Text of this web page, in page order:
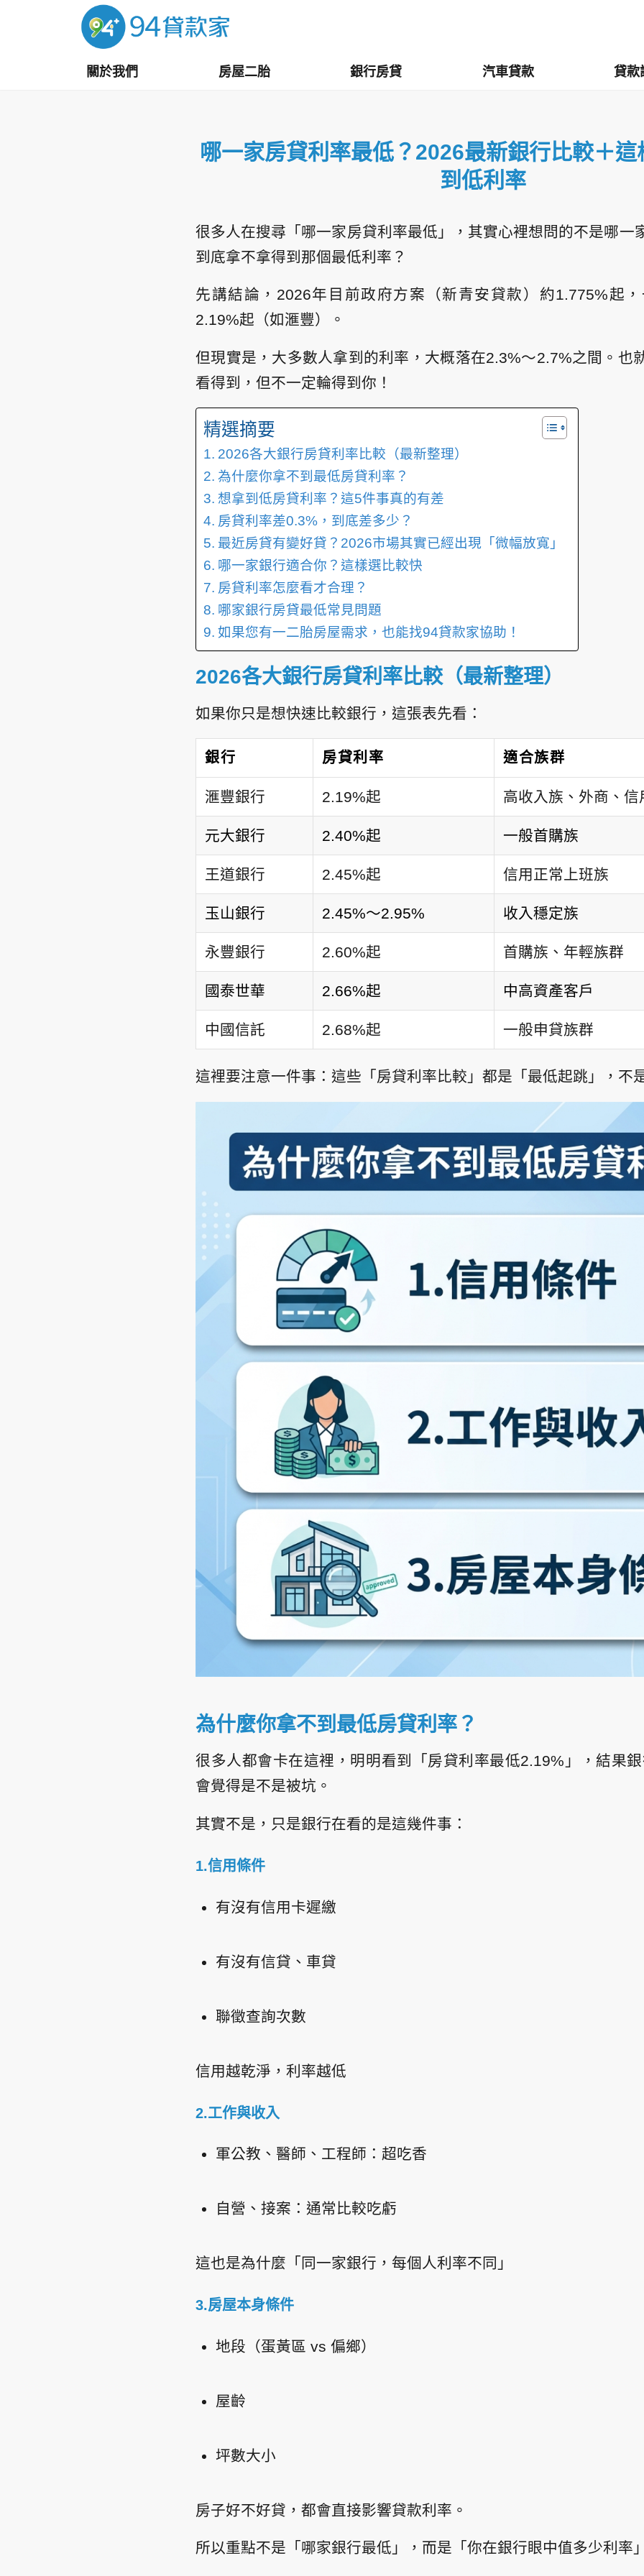
關於我們 房屋二胎 銀行房貸 汽車貸款 貸款
哪一家房貸利率最低？2026最新銀行比較＋
到低利率
很多人在搜尋「哪一家房貸利率最低」，其實心裡想問的不是哪一
到底拿不拿得到那個最低利率？
先講結論，2026年目前政府方案（新青安貸款）約1.775%起
2.19%起（如滙豐）。
但現實是，大多數人拿到的利率，大概落在2.3%～2.7%之間。也
看得到，但不一定輪得到你！
精選摘要
2026各大銀行房貸利率比較（最新整理）
為什麼你拿不到最低房貸利率？
想拿到低房貸利率？這5件事真的有差
房貸利率差0.3%，到底差多少？
最近房貸有變好貸？2026市場其實已經出現「微幅放寬」
哪一家銀行適合你？這樣選比較快
房貸利率怎麼看才合理？
哪家銀行房貸最低常見問題
如果您有一二胎房屋需求，也能找94貸款家協助！
2026各大銀行房貸利率比較（最新整理）
如果你只是想快速比較銀行，這張表先看：
銀行 房貸利率 適合族群
滙豐銀行 2.19%起 高收入族、外商、信
元大銀行 2.40%起 一般首購族
王道銀行 2.45%起 信用正常上班族
玉山銀行 2.45%～2.95% 收入穩定族
永豐銀行 2.60%起 首購族、年輕族群
國泰世華 2.66%起 中高資產客戶
中國信託 2.68%起 一般申貸族群
這裡要注意一件事：這些「房貸利率比較」都是「最低起跳」，不
為什麼你拿不到最低房貸利率？
很多人都會卡在這裡，明明看到「房貸利率最低2.19%」，結果
會覺得是不是被坑。
其實不是，只是銀行在看的是這幾件事：
1.信用條件
有沒有信用卡遲繳
有沒有信貸、車貸
聯徵查詢次數
信用越乾淨，利率越低
2.工作與收入
軍公教、醫師、工程師：超吃香
自營、接案：通常比較吃虧
這也是為什麼「同一家銀行，每個人利率不同」
3.房屋本身條件
地段（蛋黃區 vs 偏鄉）
屋齡
坪數大小
房子好不好貸，都會直接影響貸款利率。
所以重點不是「哪家銀行最低」，而是「你在銀行眼中值多少利率